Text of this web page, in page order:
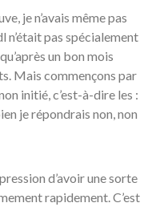
je n’avais même pas
n’était pas spécialement
un bon mois
Mais commençons par
initié, c’est-à-dire les :
je répondrais non, non
d’avoir une sorte
rapidement. C’est